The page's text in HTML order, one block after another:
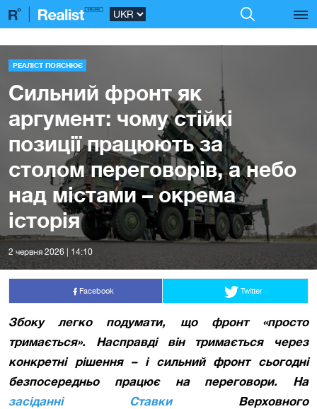
РЕАЛІСТ ПОЯСНЮЄ
Сильний фронт як
аргумент: чому стійкі
позиції працюють за
столом переговорів, а небо
над містами – окрема
історія
2 червня 2026 | 14:10
Facebook Twitter
Збоку легко подумати, що фронт «просто
тримається». Насправді він тримається через
конкретні рішення – і сильний фронт сьогодні
безпосередньо працює на переговори. На
засіданні СтавкиВерховного